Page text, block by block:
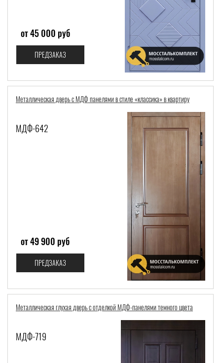
от 45 000 руб
ПРЕДЗАКАЗ
Металлическая дверь с МДФ панелями в стиле «классика» в квартиру
МДФ-642
от 49 900 руб
ПРЕДЗАКАЗ
Металлическая глухая дверь с отделкой МДФ-панелями темного цвета
МДФ-719